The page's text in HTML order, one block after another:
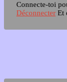
Connecte-toi
Déconnecter Et